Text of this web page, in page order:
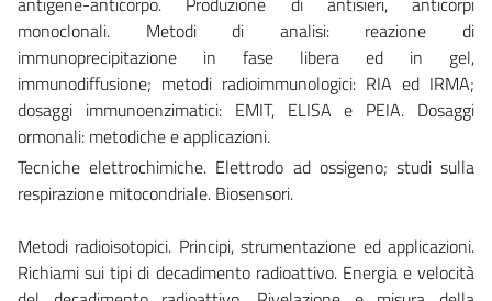
monoclonali. Metodi di analisi: reazione di
immunoprecipitazione in fase libera ed in gel,
immunodiffusione; metodi radioimmunologici: RIA ed IRMA;
dosaggi immunoenzimatici: EMIT, ELISA e PEIA. Dosaggi
ormonali: metodiche e applicazioni.
Tecniche elettrochimiche. Elettrodo ad ossigeno; studi sulla
respirazione mitocondriale. Biosensori.
Metodi radioisotopici. Principi, strumentazione ed applicazioni.
Richiami sui tipi di decadimento radioattivo. Energia e velocità